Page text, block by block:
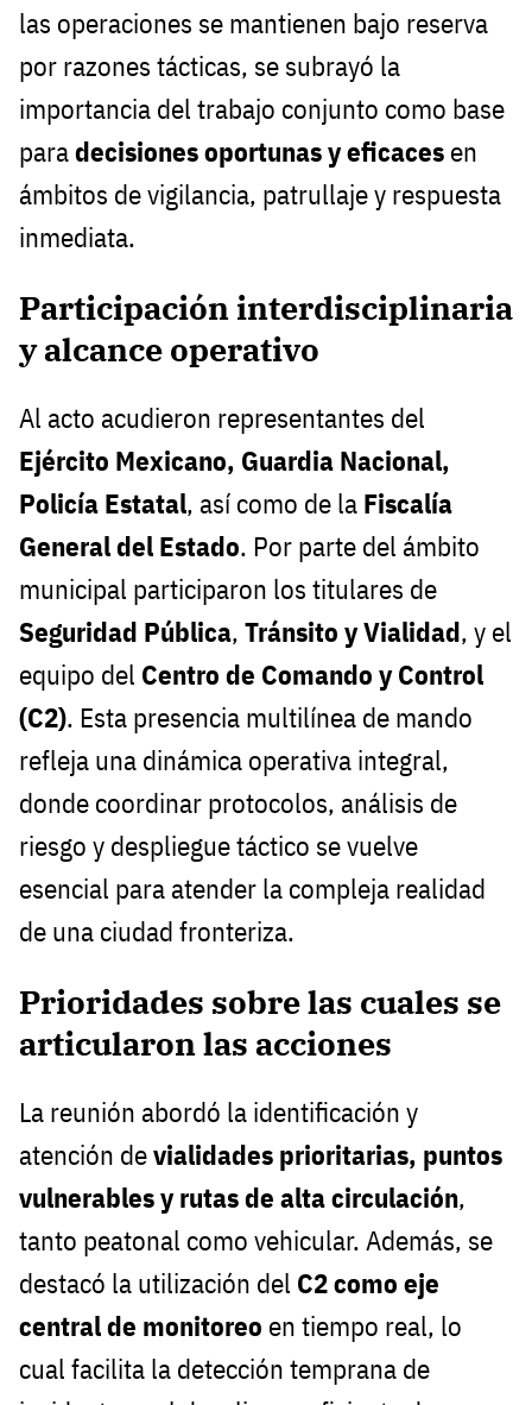
las operaciones se mantienen bajo reserva
por razones tácticas, se subrayó la
importancia del trabajo conjunto como base
paradecisiones oportunas y eficaces en
ámbitos de vigilancia, patrullaje y respuesta
inmediata.
Participación interdisciplinaria
y alcance operativo
Al acto acudieron representantes del
Ejército Mexicano, Guardia Nacional,
Policía Estatal, así como de la Fiscalía
General del Estado. Por parte del ámbito
municipal participaron los titulares de
Seguridad Pública, Tránsito y Vialidad, y el
equipo del Centro de Comando y Control
(C2). Esta presencia multilínea de mando
refleja una dinámica operativa integral,
donde coordinar protocolos, análisis de
riesgo y despliegue táctico se vuelve
esencial para atender la compleja realidad
de una ciudad fronteriza.
Prioridades sobre las cuales se
articularon las acciones
La reunión abordó la identificación y
atención devialidades prioritarias, puntos
vulnerables y rutas de alta circulación,
tanto peatonal como vehicular. Además, se
destacó la utilización del C2 como eje
central de monitoreo en tiempo real, lo
cual facilita la detección temprana de